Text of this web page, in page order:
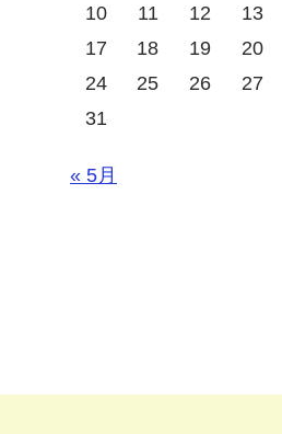
10
11 12 13
17
18 19 20
24
25 26 27
31
« 5月